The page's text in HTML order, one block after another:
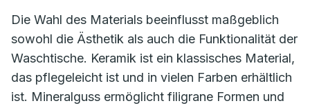
Die Wahl des Materials beeinflusst maßgeblich
sowohl die Ästhetik als auch die Funktionalität der
Waschtische. Keramik ist ein klassisches Material,
das pflegeleicht ist und in vielen Farben erhältlich
ist. Mineralguss ermöglicht filigrane Formen und